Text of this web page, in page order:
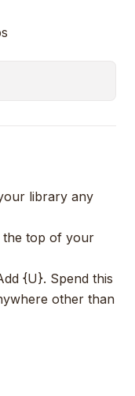
library any
the top of your
{U}. Spend this
other than